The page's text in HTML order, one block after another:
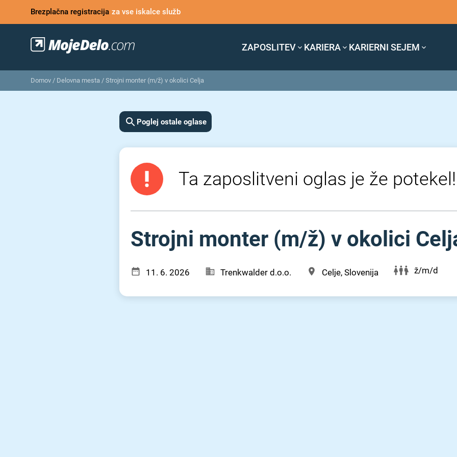
Brezplačna registracija za vse iskalce služb
ZAPOSLITEV KARIERA KARIERNI SEJEM
Domov / Delovna mesta / Strojni monter (m/ž) v okolici Celja
Poglej ostale oglase
Ta zaposlitveni oglas je že potekel!
Strojni monter (m⁠/⁠ž) v okolici
11. 6. 2026 Trenkwalder d.o.o. Celje, Slovenija ž/m/d